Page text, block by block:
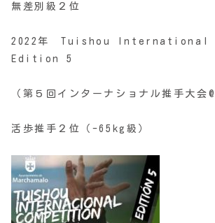
無差別級２位
2022年 Tuishou International
Edition 5
（第５回インターナショナル推手大会 @
活歩推手２位（-65kg級）